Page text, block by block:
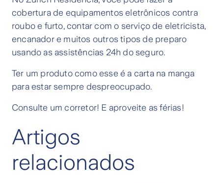
cobertura de equipamentos eletrônicos contra
roubo e furto, contar com o serviço de eletricista,
encanador e muitos outros tipos de preparo
usando as assistências 24h do seguro.
Ter um produto como esse é a carta na manga
para estar sempre despreocupado.
Consulte um corretor! E aproveite as férias!
Artigos
relacionados